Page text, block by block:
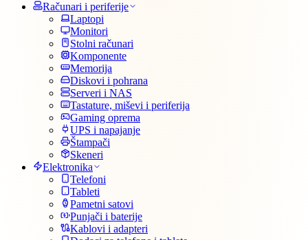
Računari i periferije
Laptopi
Monitori
Stolni računari
Komponente
Memorija
Diskovi i pohrana
Serveri i NAS
Tastature, miševi i periferija
Gaming oprema
UPS i napajanje
Štampači
Skeneri
Elektronika
Telefoni
Tableti
Pametni satovi
Punjači i baterije
Kablovi i adapteri